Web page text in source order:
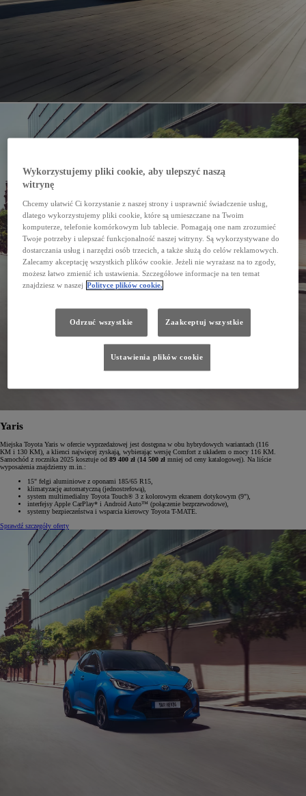
Yaris
Miejska Toyota Yaris w ofercie wyprzedażowej jest dostępna w obu hybrydowych wariantach (116
KM i 130 KM), a klienci najwięcej zyskają, wybierając wersję Comfort z układem o mocy 116 KM.
Samochód z rocznika 2025 kosztuje od 89 400 zł (14 500 zł mniej od ceny katalogowej). Na liście
wyposażenia znajdziemy m.in.:
15" felgi aluminiowe z oponami 185/65 R15,
klimatyzację automatyczną (jednostrefową),
system multimedialny Toyota Touch® 3 z kolorowym ekranem dotykowym (9"),
interfejsy Apple CarPlay* i Android Auto™ (połączenie bezprzewodowe),
systemy bezpieczeństwa i wsparcia kierowcy Toyota T-MATE.
Sprawdź szczegóły oferty
Wykorzystujemy pliki cookie, aby ulepszyć naszą
witrynę
Chcemy ułatwić Ci korzystanie z naszej strony i usprawnić świadczenie usług,
dlatego wykorzystujemy pliki cookie, które są umieszczane na Twoim
komputerze, telefonie komórkowym lub tablecie. Pomagają one nam zrozumieć
Twoje potrzeby i ulepszać funkcjonalność naszej witryny. Są wykorzystywane do
dostarczania usług i narzędzi osób trzecich, a także służą do celów reklamowych.
Zalecamy akceptację wszystkich plików cookie. Jeżeli nie wyrażasz na to zgody,
możesz łatwo zmienić ich ustawienia. Szczegółowe informacje na ten temat
znajdziesz w naszej Polityce plików cookie.
Odrzuć wszystkie Zaakceptuj wszystkie
Ustawienia plików cookie